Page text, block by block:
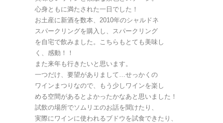
心身ともに満たされた一日でした！
お土産に新酒を数本、2010年のシャルドネ
スパークリングを購入し、スパークリング
を自宅で飲みました。こちらもとても美味し
く、感動！！
また来年も行きたいと思います。
一つだけ、要望がありまして…せっかくの
ワインまつりなので、もう少しワインを楽し
める空間があるとよかったかなあと思いました！
試飲の場所でソムリエのお話を聞けたり、
実際にワインに使われるブドウを試食できたり、